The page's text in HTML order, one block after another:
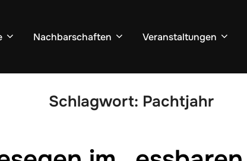
Nachbarschaften Veranstaltungen
Schlagwort: Pachtjahr